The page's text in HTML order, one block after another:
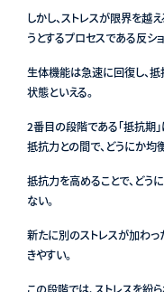
しかし、ストレスが限界を越
うとするプロセスである反シ
生体機能は急速に回復し、抵
状態といえる。
2番目の段階である「抵抗期
抵抗力との間で、どうにか均
抵抗力を高めることで、ど
ない。
新たに別のストレスが加わっ
きやすい。